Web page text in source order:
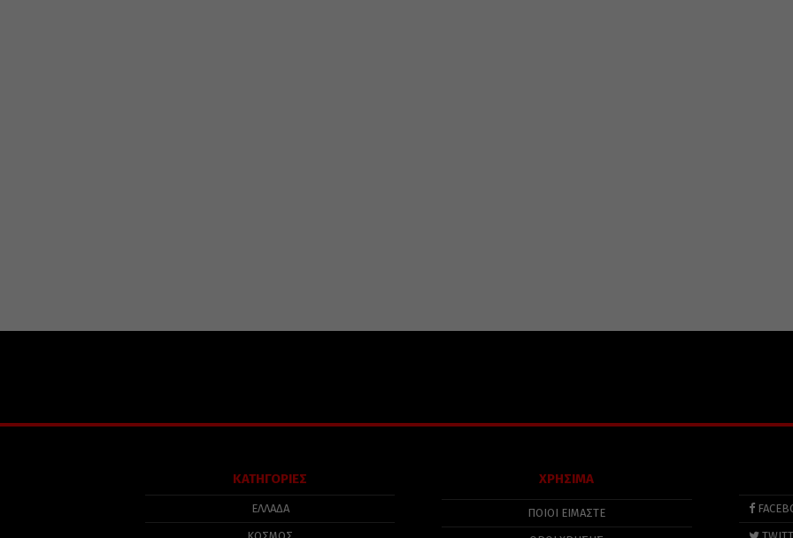
ΚΑΤΗΓΟΡΙΕΣ
ΕΛΛΑΔΑ
ΧΡΗΣΙΜΑ
ΠΟΙΟΙ ΕΙΜΑΣΤΕ